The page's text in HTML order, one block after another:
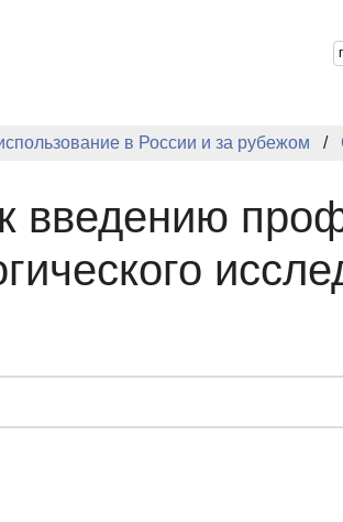
в России и за рубежом
введению